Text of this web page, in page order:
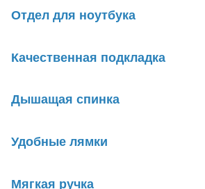
Отдел для ноутбука
Качественная подкладка
Дышащая спинка
Удобные лямки
Мягкая ручка